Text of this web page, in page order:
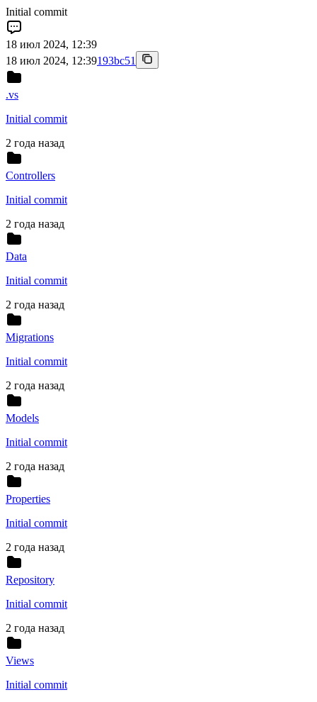
Initial commit
18 июл 2024, 12:39
18 июл 2024, 12:39193bc51
.vs
Initial commit
2 года назад
Controllers
Initial commit
2 года назад
Data
Initial commit
2 года назад
Migrations
Initial commit
2 года назад
Models
Initial commit
2 года назад
Properties
Initial commit
2 года назад
Repository
Initial commit
2 года назад
Views
Initial commit